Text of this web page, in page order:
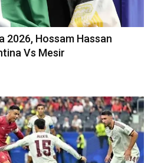
2026, Hossam Hassan
Vs Mesir